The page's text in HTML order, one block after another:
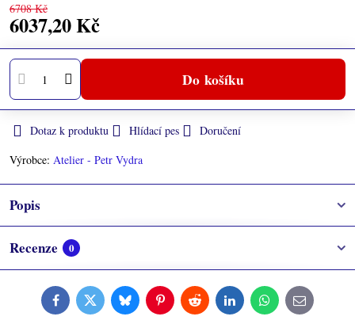
6708 Kč
6037,20 Kč
Do košíku
Dotaz k produktu Hlídací pes
Doručení
Výrobce: Atelier - Petr Vydra
Popis
Recenze 0
FacebookTwitterBlueskyPinterestReddit LinkedInWhatsApp
E-
mail